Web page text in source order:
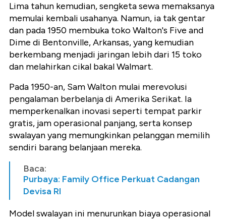
Lima tahun kemudian, sengketa sewa memaksanya
memulai kembali usahanya. Namun, ia tak gentar
dan pada 1950 membuka toko Walton's Five and
Dime di Bentonville, Arkansas, yang kemudian
berkembang menjadi jaringan lebih dari 15 toko
dan melahirkan cikal bakal Walmart.
Pada 1950-an, Sam Walton mulai merevolusi
pengalaman berbelanja di Amerika Serikat. Ia
memperkenalkan inovasi seperti tempat parkir
gratis, jam operasional panjang, serta konsep
swalayan yang memungkinkan pelanggan memilih
sendiri barang belanjaan mereka.
Baca:
Purbaya: Family Office Perkuat Cadangan
Devisa RI
Model swalayan ini menurunkan biaya operasional